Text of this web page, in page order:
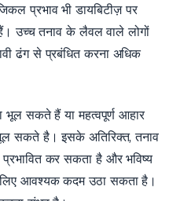
प्रभाव भी डायबिटीज़ पर
उच्च तनाव के लैवल वाले लोगों
ढंग से प्रबंधित करना अधिक
भूल सकते हैं या महत्वपूर्ण आहार
भूल सकते है। इसके अतिरिक्त, तनाव
प्रभावित कर सकता है और भविष्य
आवश्यक कदम उठा सकता है।